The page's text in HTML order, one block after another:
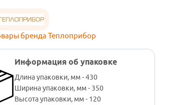
бренда Теплоприбор
Информация об упаковке
Длина упаковки, мм - 430
Ширина упаковки, мм - 350
Высота упаковки, мм - 120